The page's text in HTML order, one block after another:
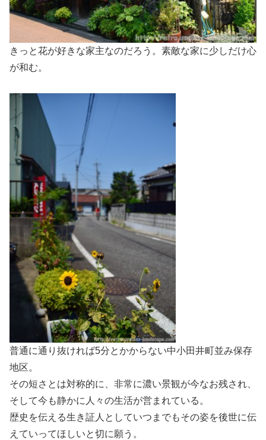
きっと花が好きな家主なのだろう。素敵な家に少しだけ心
が和む。
普通に通り抜ければ5分とかからない中小田井町並み保存
地区。
その短さとは対称的に、非常に濃い景観が今なお残され、
そして今も静かに人々の生活が営まれている。
歴史を伝える生き証人としていつまでもその姿を後世に伝
えていってほしいと切に願う。